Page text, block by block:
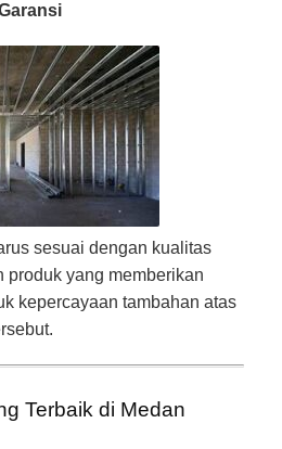
sesuai dengan kualitas
produk yang memberikan
kepercayaan tambahan atas
Terbaik di Medan